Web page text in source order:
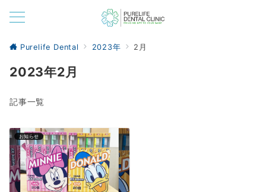
Purelife Dental 2023年 2月
2023年2月
記事一覧
お知らせ